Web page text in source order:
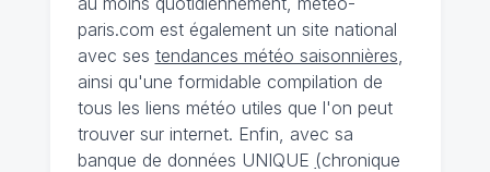
paris.com est également un site national
avec ses tendances météo saisonnières,
ainsi qu'une formidable compilation de
tous les liens météo utiles que l'on peut
trouver sur internet. Enfin, avec sa
banque de données UNIQUE (chronique